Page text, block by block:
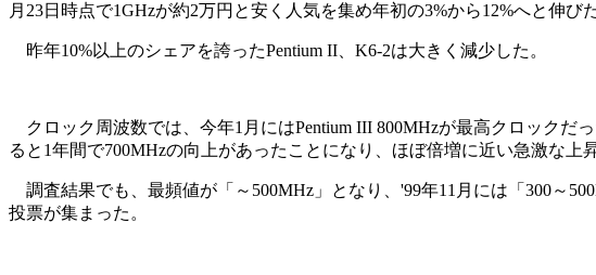
月23日時点で1GHzが約2万円と安く人気を集め年初の3%から12%へと伸び
昨年10%以上のシェアを誇ったPentium II、K6-2は大きく減少した。
クロック周波数では、今年1月にはPentium III 800MHzが最高クロックだ
ると1年間で700MHzの向上があったことになり、ほぼ倍増に近い急激な上
調査結果でも、最頻値が「～500MHz」となり、'99年11月には「300～
投票が集まった。